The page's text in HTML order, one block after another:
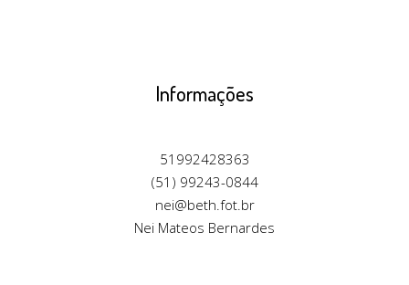
Informações
51992428363
(51) 99243-0844
nei@beth.fot.br
Nei Mateos Bernardes